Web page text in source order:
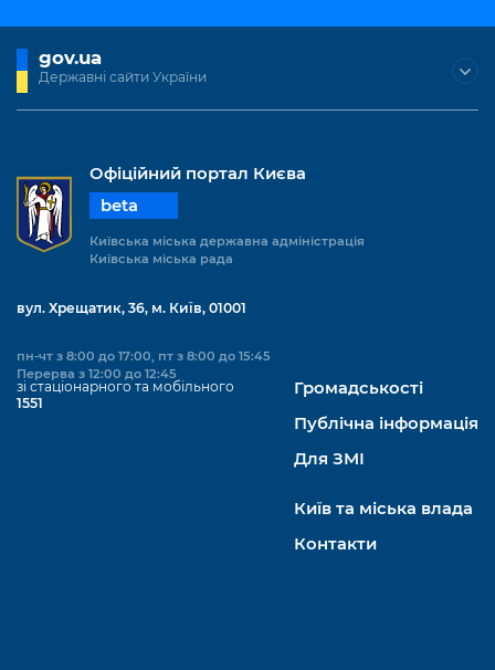
gov.ua
Державні сайти України
Офіційний портал Києва
beta
Київська міська державна адміністрація
Київська міська рада
вул. Хрещатик, 36, м. Київ, 01001
пн-чт з 8:00 до 17:00, пт з 8:00 до 15:45
Перерва з 12:00 до 12:45
зі стаціонарного та мобільного
1551
Громадськості
Публічна інформація
Для ЗМІ
Київ та міська влада
Контакти